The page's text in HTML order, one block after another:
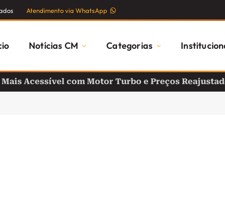
Atendimento via WhatsApp
Notícias CM Categorias
Mais Acessível com Motor Turbo e Preços